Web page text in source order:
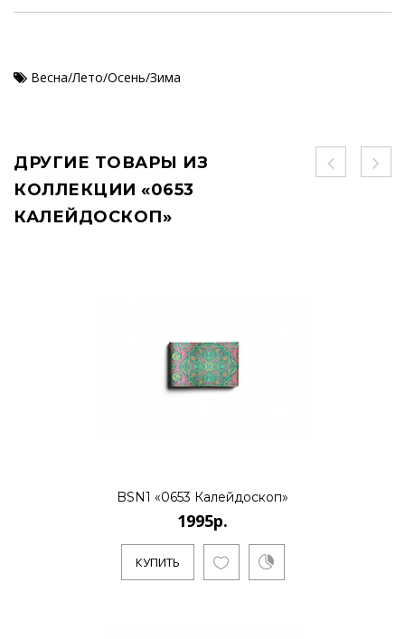
Весна/Лето/Осень/Зима
ДРУГИЕ ТОВАРЫ ИЗ
КОЛЛЕКЦИИ «0653
КАЛЕЙДОСКОП»
BSN1 «0653 Калейдоскоп»
1995р.
КУПИТЬ